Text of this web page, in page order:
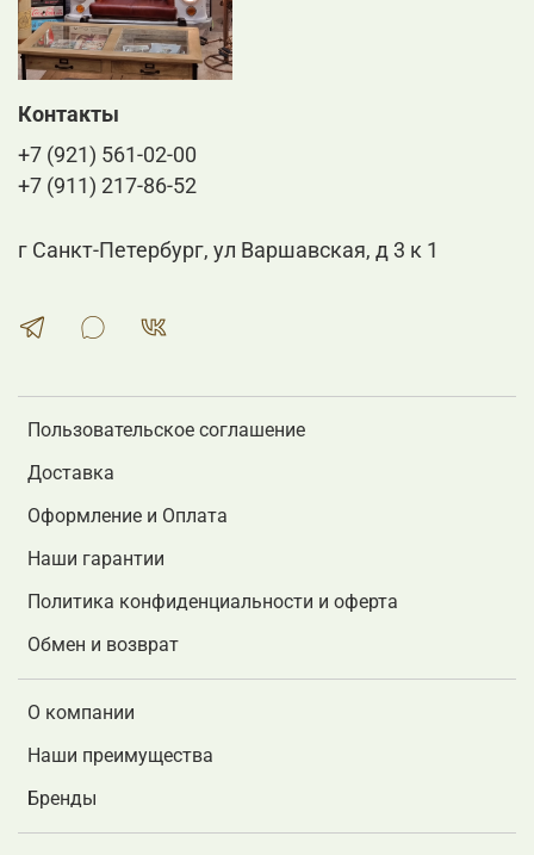
Пользовательское соглашение
Доставка
Оформление и Оплата
Наши гарантии
Политика конфиденциальности и оферта
Обмен и возврат
О компании
Наши преимущества
Бренды
Контакты
+7 (921) 561-02-00
+7 (911) 217-86-52
г Санкт-Петербург, ул Варшавская, д 3 к 1